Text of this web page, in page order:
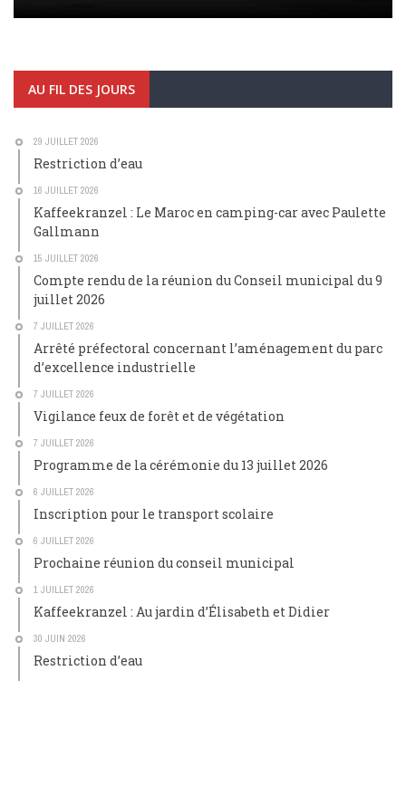
AU FIL DES JOURS
29 JUILLET 2026
Restriction d’eau
16 JUILLET 2026
Kaffeekranzel : Le Maroc en camping-car avec Paulette
Gallmann
15 JUILLET 2026
Compte rendu de la réunion du Conseil municipal du 9
juillet 2026
7 JUILLET 2026
Arrêté préfectoral concernant l’aménagement du parc
d’excellence industrielle
7 JUILLET 2026
Vigilance feux de forêt et de végétation
7 JUILLET 2026
Programme de la cérémonie du 13 juillet 2026
6 JUILLET 2026
Inscription pour le transport scolaire
6 JUILLET 2026
Prochaine réunion du conseil municipal
1 JUILLET 2026
Kaffeekranzel : Au jardin d’Élisabeth et Didier
30 JUIN 2026
Restriction d’eau